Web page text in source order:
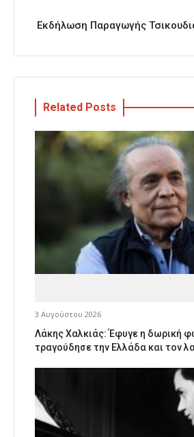
Εκδήλωση Παραγωγής
Related Posts
3 Αυγούστου 2026
Λάκης Χαλκιάς: Έφυγε η δωρική
τραγούδησε την Ελλάδα και τον